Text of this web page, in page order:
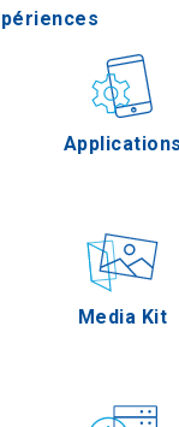
Applications
Media Kit